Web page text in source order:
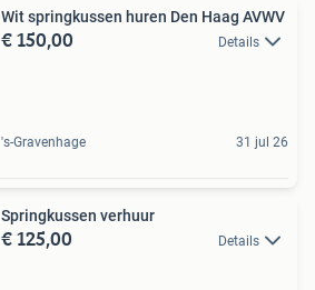
Wit springkussen huren Den Haag AVWV
€ 150,00 Details
's-Gravenhage 31 jul 26
Springkussen verhuur
€ 125,00 Details